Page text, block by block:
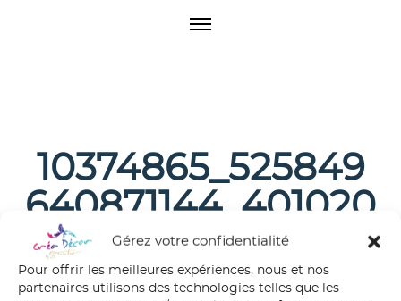
Gérez votre confidentialité
Pour offrir les meilleures expériences, nous et nos
partenaires utilisons des technologies telles que les
O
u
10374865_525849
640871144_401020
2635349011426_n